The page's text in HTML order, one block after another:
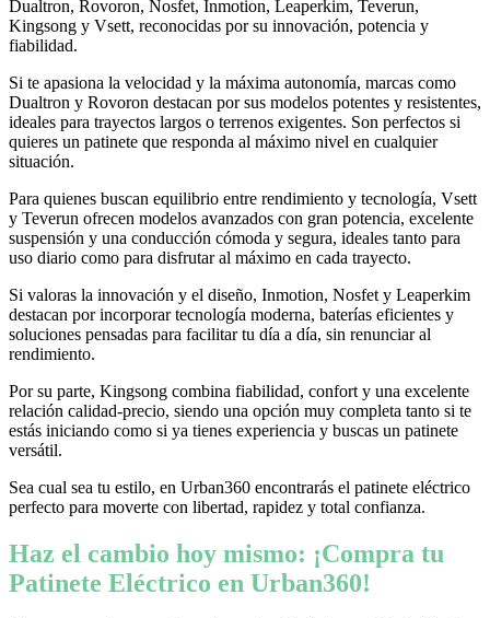
Dualtron, Rovoron, Nosfet, Inmotion, Leaperkim, Teverun,
Kingsong y Vsett, reconocidas por su innovación, potencia y
fiabilidad.
Si te apasiona la velocidad y la máxima autonomía, marcas como
Dualtron y Rovoron destacan por sus modelos potentes y resistentes,
ideales para trayectos largos o terrenos exigentes. Son perfectos si
quieres un patinete que responda al máximo nivel en cualquier
situación.
Para quienes buscan equilibrio entre rendimiento y tecnología, Vsett
y Teverun ofrecen modelos avanzados con gran potencia, excelente
suspensión y una conducción cómoda y segura, ideales tanto para
uso diario como para disfrutar al máximo en cada trayecto.
Si valoras la innovación y el diseño, Inmotion, Nosfet y Leaperkim
destacan por incorporar tecnología moderna, baterías eficientes y
soluciones pensadas para facilitar tu día a día, sin renunciar al
rendimiento.
Por su parte, Kingsong combina fiabilidad, confort y una excelente
relación calidad-precio, siendo una opción muy completa tanto si te
estás iniciando como si ya tienes experiencia y buscas un patinete
versátil.
Sea cual sea tu estilo, en Urban360 encontrarás el patinete eléctrico
perfecto para moverte con libertad, rapidez y total confianza.
Haz el cambio hoy mismo: ¡Compra tu
Patinete Eléctrico en Urban360!